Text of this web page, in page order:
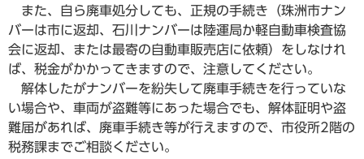
また、自ら廃車処分しても、正規の手続き（珠洲市ナン
バーは市に返却、石川ナンバーは陸運局か軽自動車検査協
会に返却、または最寄の自動車販売店に依頼）をしなけれ
ば、税金がかかってきますので、注意してください。
解体したがナンバーを紛失して廃車手続きを行っていな
い場合や、車両が盗難等にあった場合でも、解体証明や盗
難届があれば、廃車手続き等が行えますので、市役所2階の
税務課までご相談ください。